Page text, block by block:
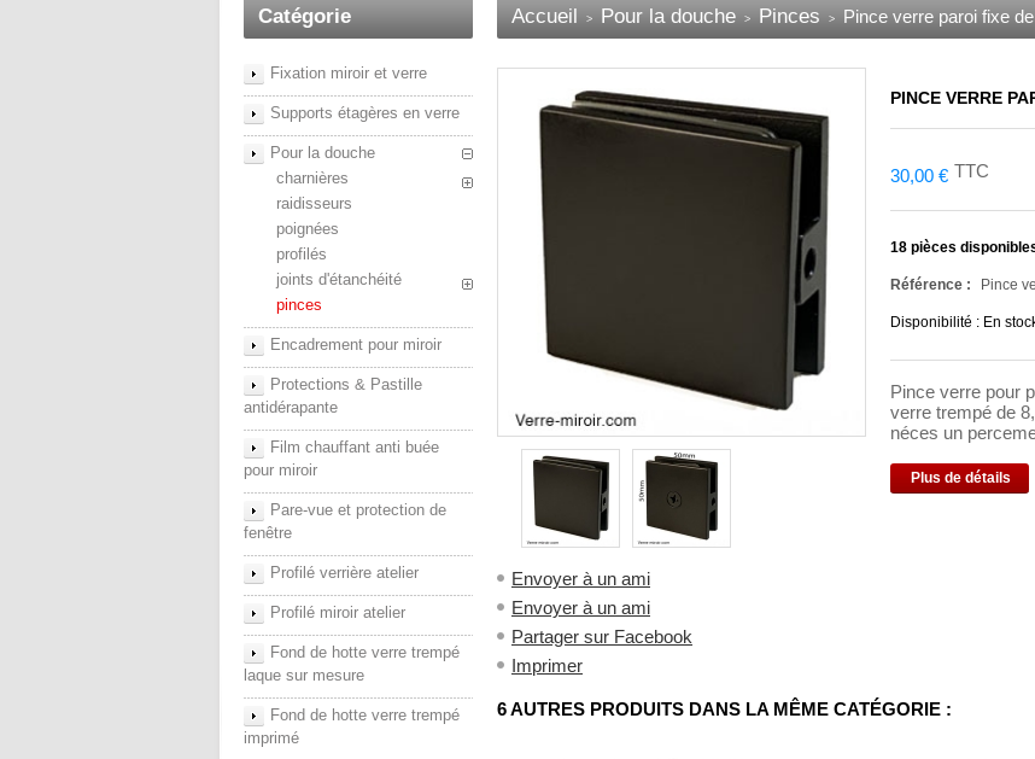
Catégorie
Fixation miroir et verre
Supports étagères en verre
Pour la douche
charnières
raidisseurs
poignées
profilés
joints d'étanchéité
pinces
Encadrement pour miroir
Protections & Pastille
antidérapante
Film chauffant anti buée
pour miroir
Pare-vue et protection de
fenêtre
Profilé verrière atelier
Profilé miroir atelier
Fond de hotte verre trempé
laque sur mesure
Fond de hotte verre trempé
imprimé
Accueil > Pour la douche > Pinces > Pince verre paroi fixe
Envoyer à un ami
Envoyer à un ami
Partager sur Facebook
Imprimer
PINCE VERRE
30,00 € TTC
18 pièces
Référence : Pince
Disponibilité : En
Pince verre pour
verre trempé de
néces un
Plus de détails
6 AUTRES PRODUITS DANS LA MÊME CATÉGORIE :